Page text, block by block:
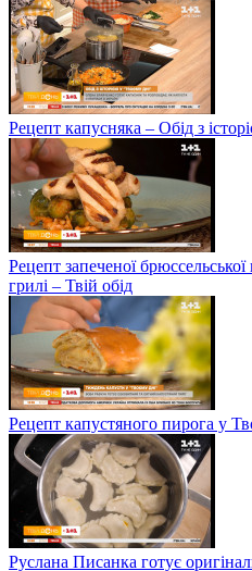
Рецепт капусняка – Обід з
Рецепт запеченої
грилі – Твій обід
Рецепт капустяного пирога у
Руслана Писанка готує